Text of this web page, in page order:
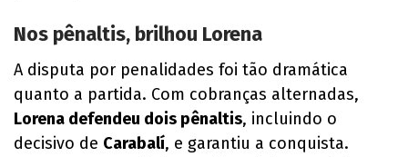
Nos pênaltis, brilhou Lorena
A disputa por penalidades foi tão dramática
quanto a partida. Com cobranças alternadas,
Lorena defendeu dois pênaltis, incluindo o
decisivo de Carabalí, e garantiu a conquista.